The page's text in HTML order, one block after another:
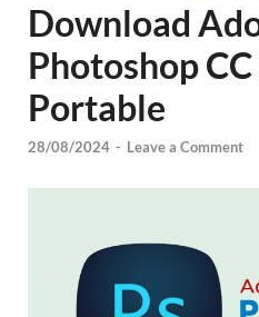
Download
Photoshop
Portable
28/08/2024 - Leave a Comment